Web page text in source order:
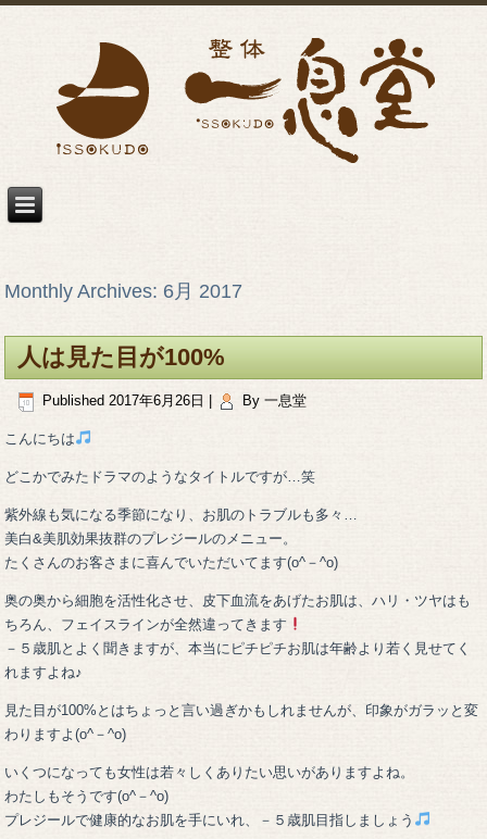
Monthly Archives: 6月 2017
人は見た目が100%
Published 2017年6月26日 By 一息堂
こんにちは
どこかでみたドラマのようなタイトルですが…笑
紫外線も気になる季節になり、お肌のトラブルも多々…
美白&美肌効果抜群のプレジールのメニュー。
たくさんのお客さまに喜んでいただいてます(o^－^o)
奥の奥から細胞を活性化させ、皮下血流をあげたお肌は、ハリ・ツヤはも
ちろん、フェイスラインが全然違ってきます
－５歳肌とよく聞きますが、本当にピチピチお肌は年齢より若く見せてく
れますよね♪
見た目が100%とはちょっと言い過ぎかもしれませんが、印象がガラッと変
わりますよ(o^－^o)
いくつになっても女性は若々しくありたい思いがありますよね。
わたしもそうです(o^－^o)
プレジールで健康的なお肌を手にいれ、－５歳肌目指しましょう